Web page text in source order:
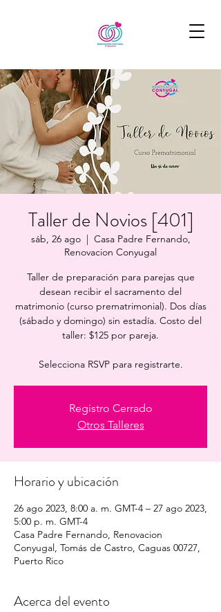
Taller de Novios [401]
sáb, 26 ago
  |
Casa Padre Fernando,
Renovacion Conyugal
Taller de preparación para parejas que
desean recibir el sacramento del
matrimonio (curso prematrimonial). Dos días
(sábado y domingo) sin estadía. Costo del
taller: $125 por pareja.
Selecciona RSVP para registrarte.
Registro Cerrado
Otros Talleres
Horario y ubicación
26 ago 2023, 8:00 a. m. GMT-4 – 27 ago 2023,
5:00 p. m. GMT-4
Casa Padre Fernando, Renovacion
Conyugal, Tomás de Castro, Caguas 00727,
Puerto Rico
Acerca del evento